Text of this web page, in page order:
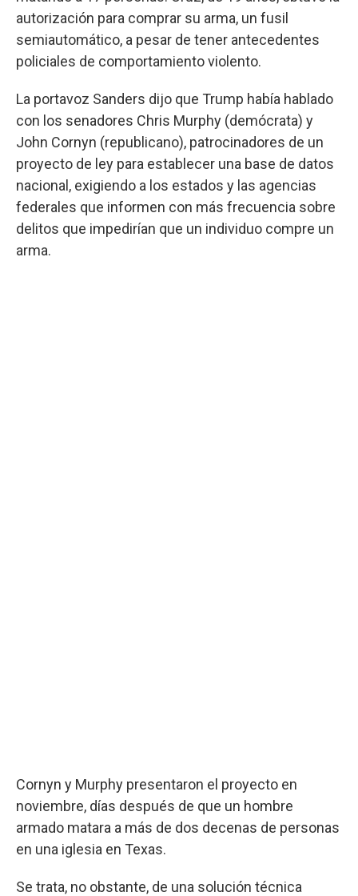
autorización para comprar su arma, un fusil
semiautomático, a pesar de tener antecedentes
policiales de comportamiento violento.
La portavoz Sanders dijo que Trump había hablado
con los senadores Chris Murphy (demócrata) y
John Cornyn (republicano), patrocinadores de un
proyecto de ley para establecer una base de datos
nacional, exigiendo a los estados y las agencias
federales que informen con más frecuencia sobre
delitos que impedirían que un individuo compre un
arma.
Cornyn y Murphy presentaron el proyecto en
noviembre, días después de que un hombre
armado matara a más de dos decenas de personas
en una iglesia en Texas.
Se trata, no obstante, de una solución técnica